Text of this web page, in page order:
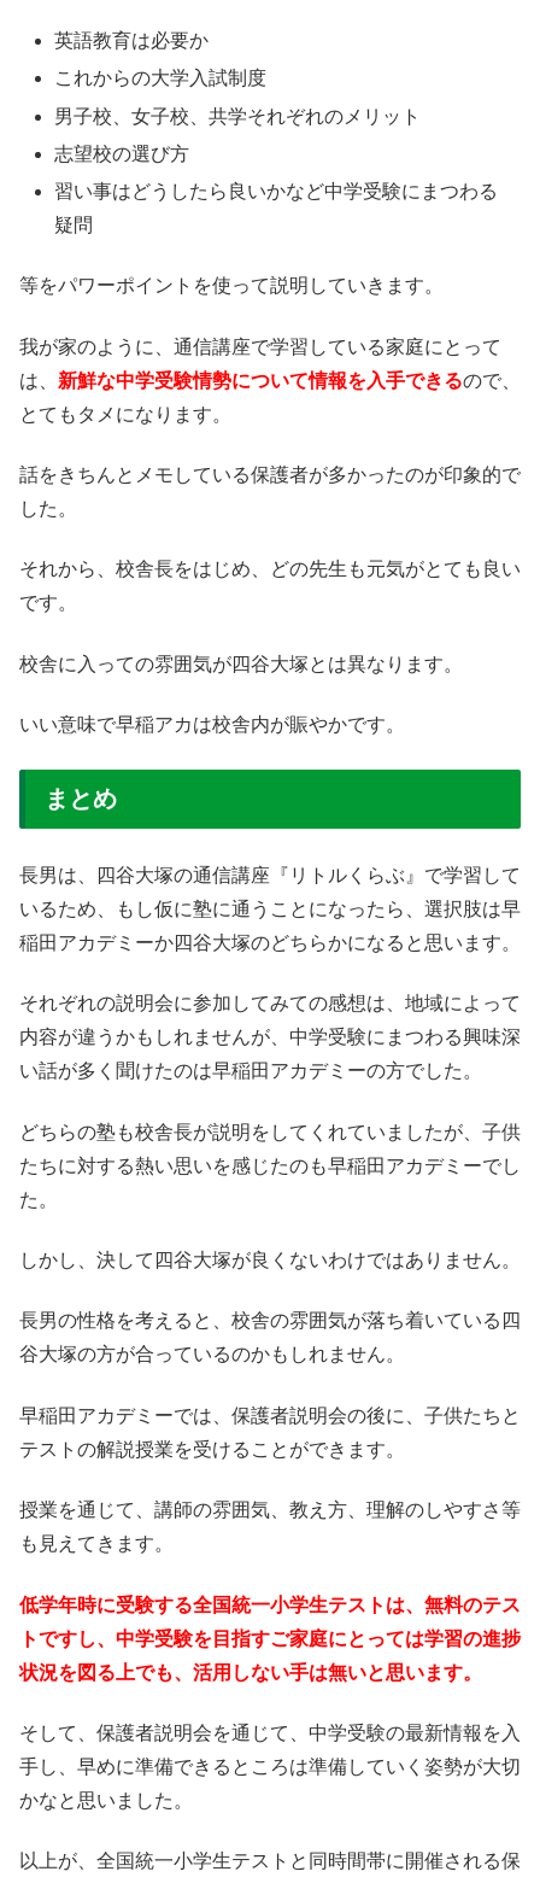
英語教育は必要か
これからの大学入試制度
男子校、女子校、共学それぞれのメリット
志望校の選び方
習い事はどうしたら良いかなど中学受験にまつわる
疑問
等をパワーポイントを使って説明していきます。
我が家のように、通信講座で学習している家庭にとって
は、 新鮮な中学受験情勢について情報を入手できるので、
とてもタメになります。
話をきちんとメモしている保護者が多かったのが印象的で
した。
それから、校舎長をはじめ、どの先生も元気がとても良い
です。
校舎に入っての雰囲気が四谷大塚とは異なります。
いい意味で早稲アカは校舎内が賑やかです。
まとめ
長男は、四谷大塚の通信講座『リトルくらぶ』で学習して
いるため、もし仮に塾に通うことになったら、選択肢は早
稲田アカデミーか四谷大塚のどちらかになると思います。
それぞれの説明会に参加してみての感想は、地域によって
内容が違うかもしれませんが、中学受験にまつわる興味深
い話が多く聞けたのは早稲田アカデミーの方でした。
どちらの塾も校舎長が説明をしてくれていましたが、子供
たちに対する熱い思いを感じたのも早稲田アカデミーでし
た。
しかし、決して四谷大塚が良くないわけではありません。
長男の性格を考えると、校舎の雰囲気が落ち着いている四
谷大塚の方が合っているのかもしれません。
早稲田アカデミーでは、保護者説明会の後に、子供たちと
テストの解説授業を受けることができます。
授業を通じて、講師の雰囲気、教え方、理解のしやすさ等
も見えてきます。
低学年時に受験する全国統一小学生テストは、無料のテス
トですし、中学受験を目指すご家庭にとっては学習の進捗
状況を図る上でも、活用しない手は無いと思います。
そして、保護者説明会を通じて、中学受験の最新情報を入
手し、早めに準備できるところは準備していく姿勢が大切
かなと思いました。
以上が、全国統一小学生テストと同時間帯に開催される保